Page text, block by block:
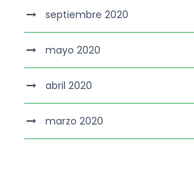
septiembre 2020
mayo 2020
abril 2020
marzo 2020